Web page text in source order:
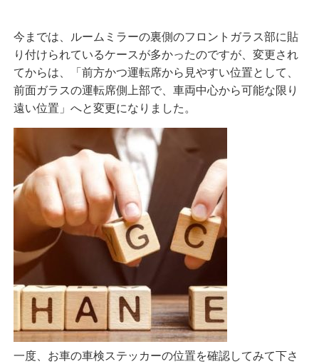
今までは、 ルームミラーの裏側のフロントガラス部に貼
り付けられているケースが多かったのですが、変更され
てからは、「前方かつ運転席から見やすい位置として、
前面ガラスの運転席側上部で、車両中心から可能な限り
遠い位置」へと変更になりました。
一度、お車の車検ステッカーの位置を確認してみて下さ